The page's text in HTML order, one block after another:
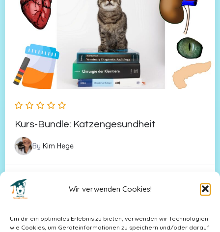
Wir verwenden Cookies!
Um dir ein optimales Erlebnis zu bieten, verwenden wir Technologien
wie Cookies, um Geräteinformationen zu speichern und/oder darauf
Kurs-Bundle: Katzengesundheit
By Kim Hege
420,00